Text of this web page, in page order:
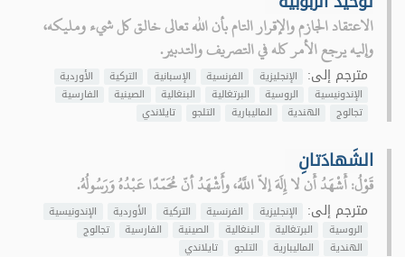
الاعتقاد الجازم والإقرار التام بأن الله تعالى خالق كل شيء ومليكه،
وإليه يرجع الأمر كله في التصريف والتدبير.
مترجم إلى: الإنجليزية الفرنسية الإسبانية التركية
الأوردية
الإندونيسية
الروسية البرتغالية البنغالية الصينية
الفارسية
تجالوج
الهندية الماليبارية التلجو تايلاندي
الشَهادَتانِ
قَوْلُ: أَشْهَدُ أَن لا إِلَهَ إلاّ اللَّهُ، وأَشْهَدُ أنّ مُحَمّدًا عَبْدُهُ وَرَسُولُهُ.
مترجم إلى: الإنجليزية الفرنسية التركية الأوردية
الإندونيسية
الروسية
البرتغالية البنغالية الصينية الفارسية
تجالوج
الهندية
الماليبارية التلجو تايلاندي